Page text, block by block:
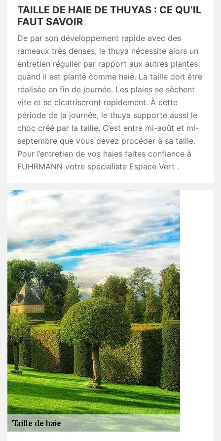
TAILLE DE HAIE DE THUYAS : CE QU’IL
FAUT SAVOIR
De par son développement rapide avec des
rameaux très denses, le thuya nécessite alors un
entretien régulier par rapport aux autres plantes
quand il est planté comme haie. La taille doit être
réalisée en fin de journée. Les plaies se sèchent
vite et se cicatriseront rapidement. À cette
période de la journée, le thuya supporte aussi le
choc créé par la taille. C’est entre mi-août et mi-
septembre que vous devez procéder à sa taille.
Pour l’entretien de vos haies faites confiance à
FUHRMANN votre spécialiste Espace Vert .